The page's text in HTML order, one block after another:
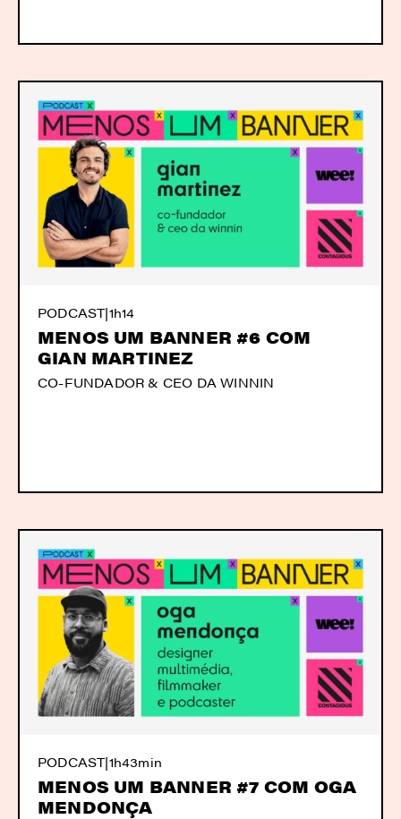
PODCAST|1h14
MENOS UM BANNER #6 COM
GIAN MARTINEZ
CO-FUNDADOR & CEO DA WINNIN
PODCAST|1h43min
MENOS UM BANNER #7 COM OGA
MENDONÇA